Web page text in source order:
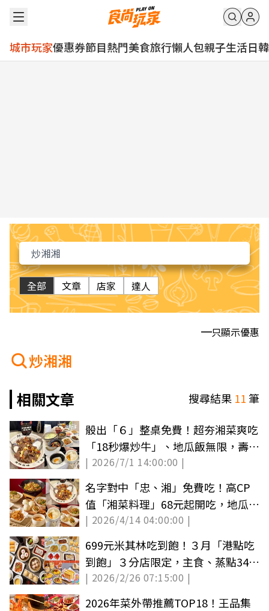
城市玩家優惠券節目熱門美食旅行懶人包親子生活日韓
全部 文章 店家 達人
只顯示優惠
炒湘湘
相關文章
搜尋結果 11筆
骰出「６」整桌免費！超夯湘菜爽吃
「18秒爆炒牛」、地瓜飯無限，壽星
送鮑魚
| 2026/7/1 14:00:00 |
名字對中「忠、湘」免費吃！高CP
值「湘菜料理」68元起開吃，地瓜飯
吃到飽
| 2026/4/14 04:00:00 |
699元米其林吃到飽！３月「港點吃
到飽」３分店限定，主食、蒸點34道
無限續
| 2026/2/26 07:15:00 |
2026年菜外帶推薦TOP18！王品集